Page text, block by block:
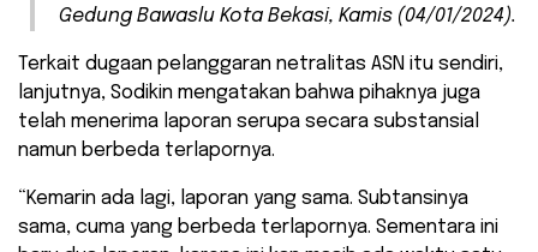
Gedung Bawaslu Kota Bekasi, Kamis (04/01/2024).
Terkait dugaan pelanggaran netralitas ASN itu sendiri,
lanjutnya, Sodikin mengatakan bahwa pihaknya juga
telah menerima laporan serupa secara substansial
namun berbeda terlapornya.
“Kemarin ada lagi, laporan yang sama. Subtansinya
sama, cuma yang berbeda terlapornya. Sementara ini